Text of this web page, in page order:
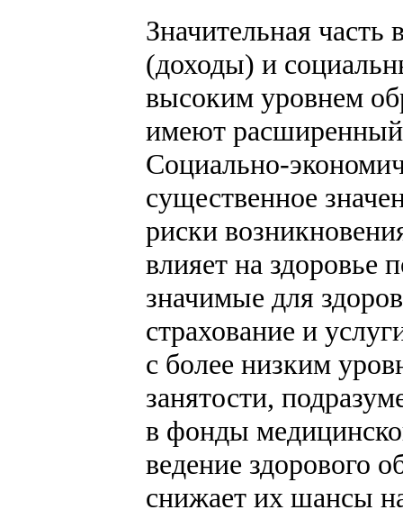
Значительная часть
(доходы) и
высоким уровнем
имеют
Социально-
существенное
риски
влияет на здоровье
значимые для
страхование и
с более низким
занятости,
в фонды
ведение здорового
снижает их шансы